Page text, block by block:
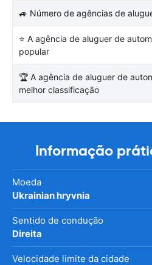
🚙 Número de agências de
⭐ A agência de aluguer de
popular
🏆 A agência de aluguer de
melhor classificação
Informação
Moeda
Ukrainian hryvnia
Sentido de condução
Direita
Velocidade limite da cidade